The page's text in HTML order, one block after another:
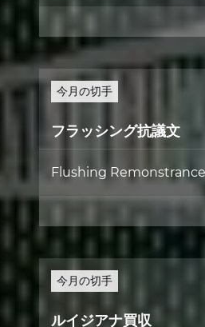
今月の切手
フラッシング抗議文
Flushing Remonstrance
今月の切手
ルイジアナ買収